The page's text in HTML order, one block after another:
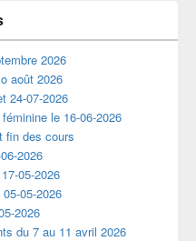
2026
août 2026
24-07-2026
le 16-06-2026
fin des cours
2026
05-2026
05-2026
2026
du 7 au 11 avril 2026